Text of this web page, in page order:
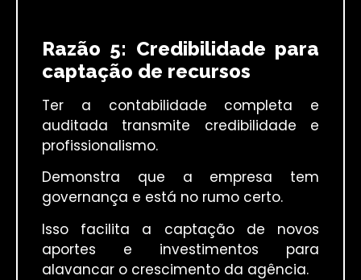
Razão 5: Credibilidade para
captação de recursos
Ter a contabilidade completa e
auditada transmite credibilidade e
profissionalismo.
Demonstra que a empresa tem
governança e está no rumo certo.
Isso facilita a captação de novos
aportes e investimentos para
alavancar o crescimento da agência.